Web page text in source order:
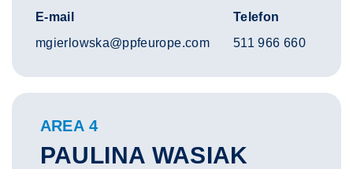
E-mail
mgierlowska@ppfeurope.com
Telefon
511 966 660
AREA 4
PAULINA WASIAK